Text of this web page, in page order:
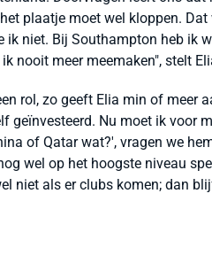
plaatje moet wel kloppen.
ik niet. Bij Southampton heb ik
nooit meer meemaken", stelt
rol, zo geeft Elia min of meer
geïnvesteerd. Nu moet ik voor
of Qatar wat?', vragen we
wel op het hoogste niveau
niet als er clubs komen; dan